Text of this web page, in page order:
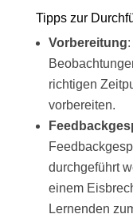
Tipps zur
Vorbereitung
richtigen
vorbereiten.
durchgeführt
einem
Lernenden